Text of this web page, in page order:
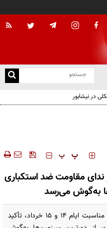
‍‍‍ پ پ
مقاومت ضد استکباری
به‌گوش می‌رسد
ستاد کل نیروهای مسلح در بیانیه‌ای به مناسبت ایام 14 و 15 خرداد، تأکید